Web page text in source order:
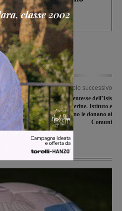
Lo schianto, il
fra tir....
Articolo successivo
Covid-19, studentesse dell’Isis
realizzano 5.000 mascherine. Istituto e
Rotary club Valdarno le donano ai
Comuni